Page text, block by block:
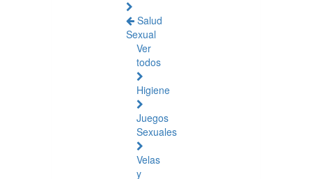
Salud
Sexual
Ver
todos
Higiene
Juegos
Sexuales
Velas
y